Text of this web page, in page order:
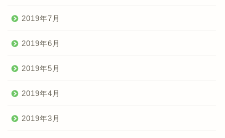
2019年7月
2019年6月
2019年5月
2019年4月
2019年3月